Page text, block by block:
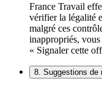
France Travail
vérifier la légalité
malgré ces
inappropriés,
« Signaler cette
8. Suggestions de